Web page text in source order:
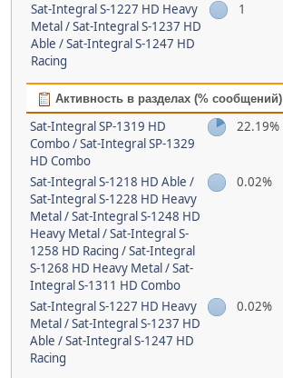
Sat-Integral S-1227 HD Heavy
Metal / Sat-Integral S-1237 HD
Able / Sat-Integral S-1247 HD
Racing
1
Активность в разделах (% сообщений)
Sat-Integral SP-1319 HD
Combo / Sat-Integral SP-1329
HD Combo
22.19%
Sat-Integral S-1218 HD Able /
Sat-Integral S-1228 HD Heavy
Metal / Sat-Integral S-1248 HD
Heavy Metal / Sat-Integral S-
1258 HD Racing / Sat-Integral
S-1268 HD Heavy Metal / Sat-
Integral S-1311 HD Combo
0.02%
Sat-Integral S-1227 HD Heavy
Metal / Sat-Integral S-1237 HD
Able / Sat-Integral S-1247 HD
Racing
0.02%